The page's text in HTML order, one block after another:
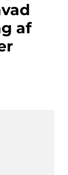
af